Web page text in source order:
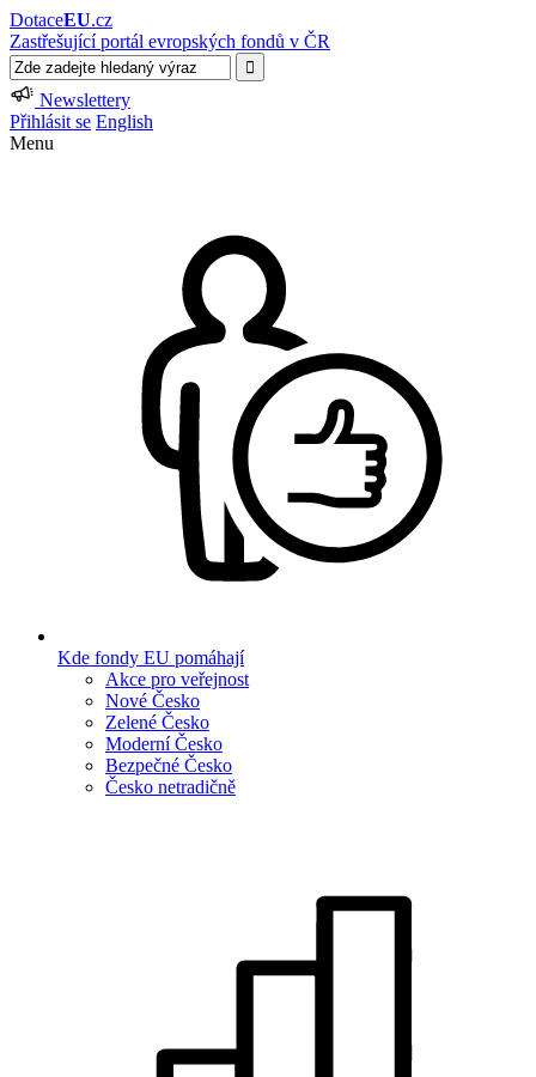
DotaceEU.cz
Zastřešující portál evropských fondů v ČR
Newslettery
Přihlásit se English
Menu
Kde fondy EU pomáhají
Akce pro veřejnost
Nové Česko
Zelené Česko
Moderní Česko
Bezpečné Česko
Česko netradičně